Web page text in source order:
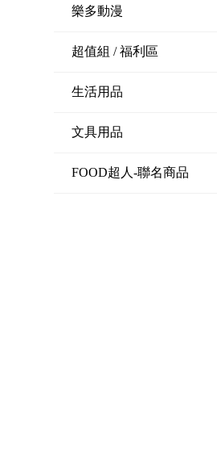
樂多動漫
超值組 / 福利區
生活用品
文具用品
FOOD超人-聯名商品